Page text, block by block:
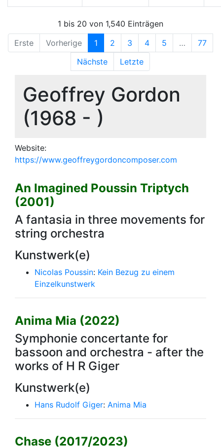
1 bis 20 von 1,540 Einträgen
Erste
Vorherige 1 2 3 4 5 …
77
Nächste
Letzte
Geoffrey Gordon
(1968 - )
Website:
https://www.geoffreygordoncomposer.com
An Imagined Poussin Triptych
(2001)
A fantasia in three movements for
string orchestra
Kunstwerk(e)
Nicolas Poussin: Kein Bezug zu einem
Einzelkunstwerk
Anima Mia (2022)
Symphonie concertante for
bassoon and orchestra - after the
works of H R Giger
Kunstwerk(e)
Hans Rudolf Giger: Anima Mia
Chase (2017/2023)